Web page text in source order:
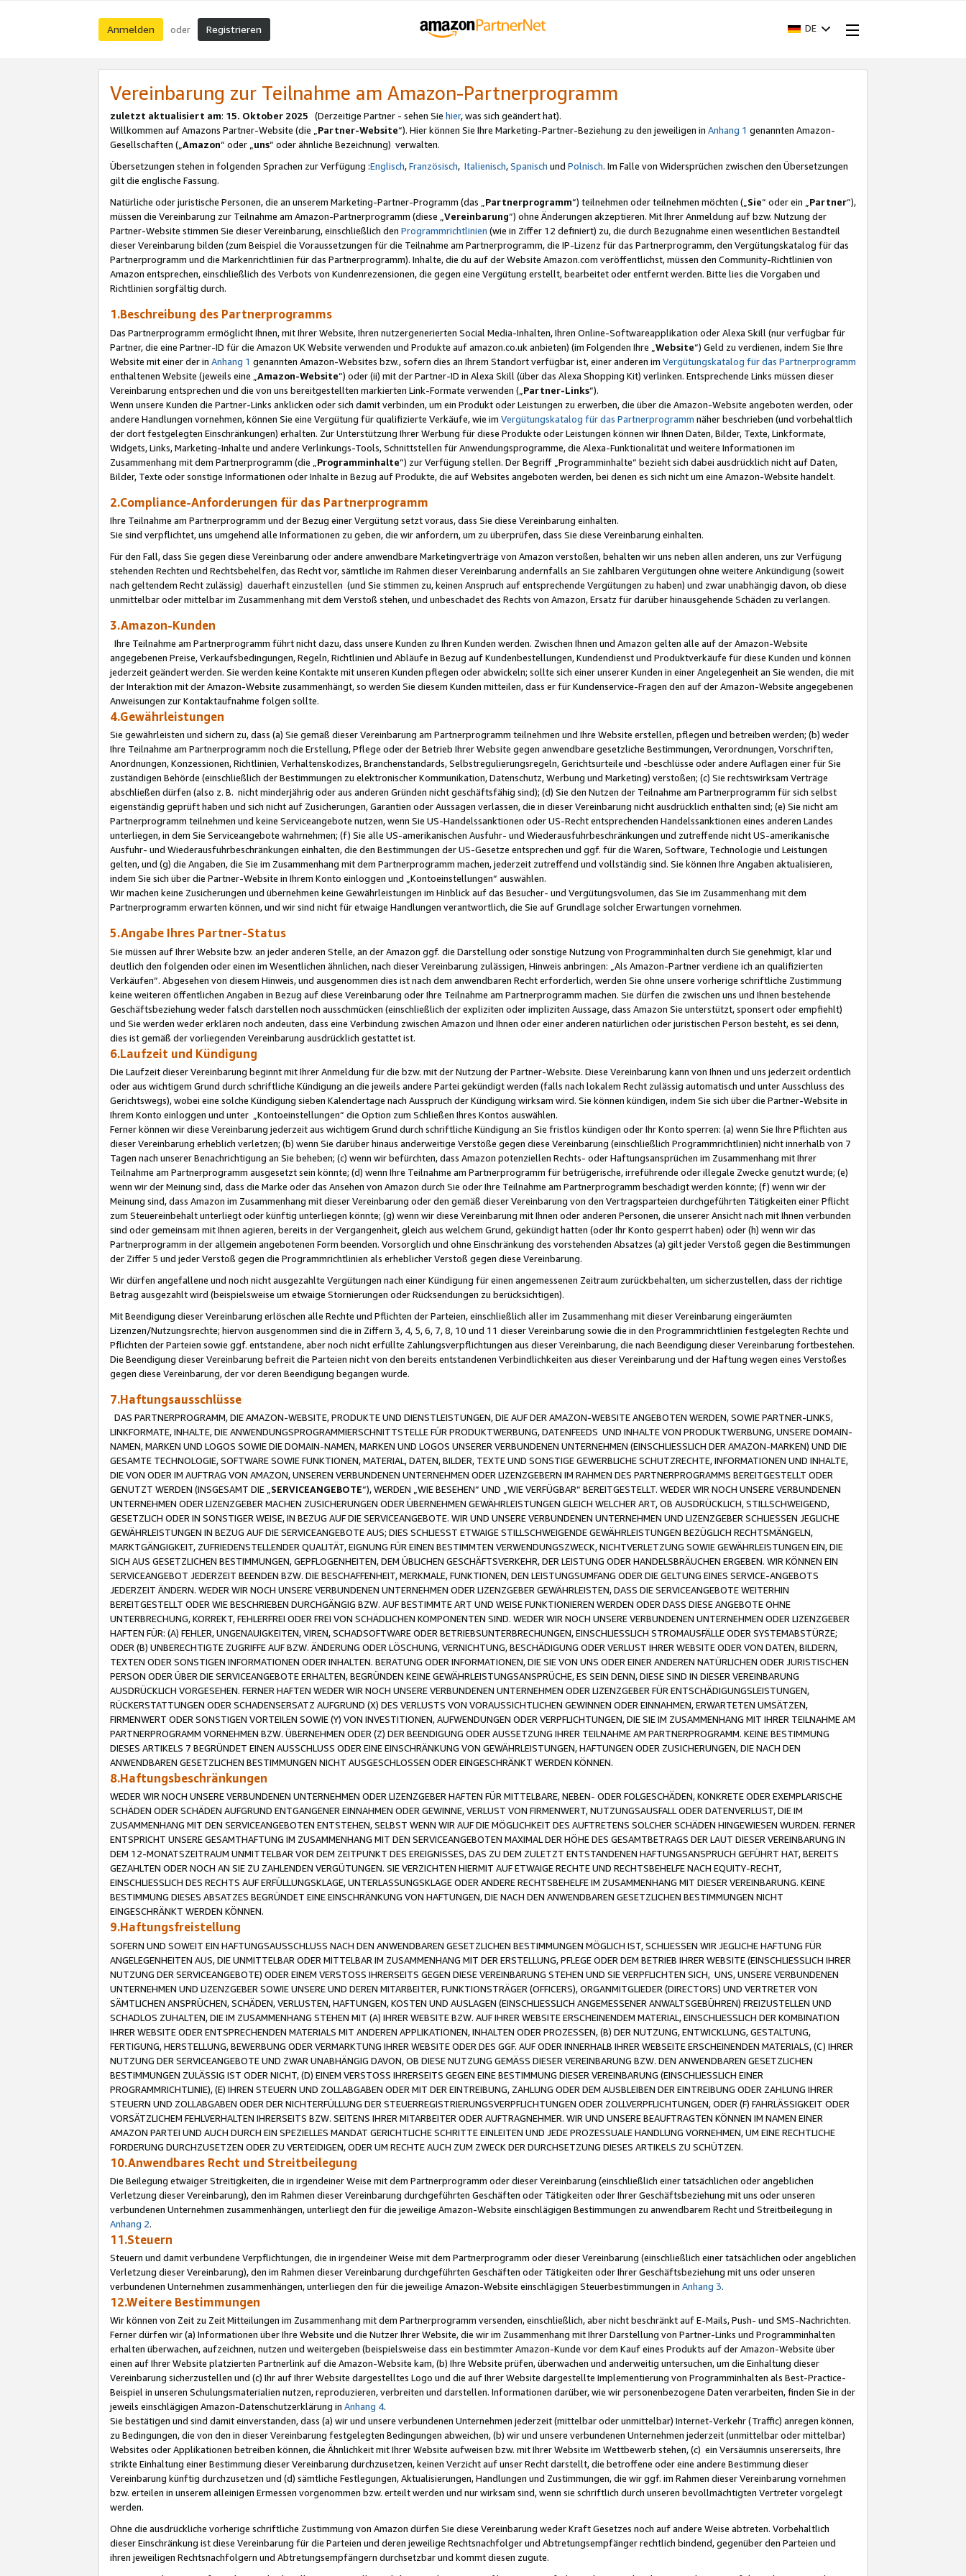
Anmelden oder Registrieren DE
Vereinbarung zur Teilnahme am Amazon-Partnerprogramm
zuletzt aktualisiert am: 15. Oktober 2025 (Derzeitige Partner - sehen Sie hier, was sich geändert hat).
Willkommen auf Amazons Partner-Website (die „Partner-Website“). Hier können Sie Ihre Marketing-Partner-Beziehung zu den jeweiligen in Anhang 1 genannten Amazon-
Gesellschaften („Amazon“ oder „uns“ oder ähnliche Bezeichnung) verwalten.
Übersetzungen stehen in folgenden Sprachen zur Verfügung :Englisch,Französisch, Italienisch,Spanisch und Polnisch. Im Falle von Widersprüchen zwischen den Übersetzungen
gilt die englische Fassung.
Natürliche oder juristische Personen, die an unserem Marketing-Partner-Programm (das „Partnerprogramm“) teilnehmen oder teilnehmen möchten („Sie“ oder ein „Partner“),
müssen die Vereinbarung zur Teilnahme am Amazon-Partnerprogramm (diese „Vereinbarung“) ohne Änderungen akzeptieren. Mit Ihrer Anmeldung auf bzw. Nutzung der
Partner-Website stimmen Sie dieser Vereinbarung, einschließlich den Programmrichtlinien (wie in Ziffer 12 definiert) zu, die durch Bezugnahme einen wesentlichen Bestandteil
dieser Vereinbarung bilden (zum Beispiel die Voraussetzungen für die Teilnahme am Partnerprogramm, die IP-Lizenz für das Partnerprogramm, den Vergütungskatalog für das
Partnerprogramm und die Markenrichtlinien für das Partnerprogramm). Inhalte, die du auf der Website Amazon.com veröffentlichst, müssen den Community-Richtlinien von
Amazon entsprechen, einschließlich des Verbots von Kundenrezensionen, die gegen eine Vergütung erstellt, bearbeitet oder entfernt werden. Bitte lies die Vorgaben und
Richtlinien sorgfältig durch.
1.Beschreibung des Partnerprogramms
Das Partnerprogramm ermöglicht Ihnen, mit Ihrer Website, Ihren nutzergenerierten Social Media-Inhalten, Ihren Online-Softwareapplikation oder Alexa Skill (nur verfügbar für
Partner, die eine Partner-ID für die Amazon UK Website verwenden und Produkte auf amazon.co.uk anbieten) (im Folgenden Ihre „ Website“) Geld zu verdienen, indem Sie Ihre
Website mit einer der in Anhang 1 genannten Amazon-Websites bzw., sofern dies an Ihrem Standort verfügbar ist, einer anderen im Vergütungskatalog für das Partnerprogramm
enthaltenen Website (jeweils eine „ Amazon-Website“) oder (ii) mit der Partner-ID in Alexa Skill (über das Alexa Shopping Kit) verlinken. Entsprechende Links müssen dieser
Vereinbarung entsprechen und die von uns bereitgestellten markierten Link-Formate verwenden („ Partner-Links“).
Wenn unsere Kunden die Partner-Links anklicken oder sich damit verbinden, um ein Produkt oder Leistungen zu erwerben, die über die Amazon-Website angeboten werden, oder
andere Handlungen vornehmen, können Sie eine Vergütung für qualifizierte Verkäufe, wie im Vergütungskatalog für das Partnerprogramm näher beschrieben (und vorbehaltlich
der dort festgelegten Einschränkungen) erhalten. Zur Unterstützung Ihrer Werbung für diese Produkte oder Leistungen können wir Ihnen Daten, Bilder, Texte, Linkformate,
Widgets, Links, Marketing-Inhalte und andere Verlinkungs-Tools, Schnittstellen für Anwendungsprogramme, die Alexa-Funktionalität und weitere Informationen im
Zusammenhang mit dem Partnerprogramm (die „ Programminhalte“) zur Verfügung stellen. Der Begriff „Programminhalte“ bezieht sich dabei ausdrücklich nicht auf Daten,
Bilder, Texte oder sonstige Informationen oder Inhalte in Bezug auf Produkte, die auf Websites angeboten werden, bei denen es sich nicht um eine Amazon-Website handelt.
2.Compliance-Anforderungen für das Partnerprogramm
Ihre Teilnahme am Partnerprogramm und der Bezug einer Vergütung setzt voraus, dass Sie diese Vereinbarung einhalten.
Sie sind verpflichtet, uns umgehend alle Informationen zu geben, die wir anfordern, um zu überprüfen, dass Sie diese Vereinbarung einhalten.
Für den Fall, dass Sie gegen diese Vereinbarung oder andere anwendbare Marketingverträge von Amazon verstoßen, behalten wir uns neben allen anderen, uns zur Verfügung
stehenden Rechten und Rechtsbehelfen, das Recht vor, sämtliche im Rahmen dieser Vereinbarung andernfalls an Sie zahlbaren Vergütungen ohne weitere Ankündigung (soweit
nach geltendem Recht zulässig) dauerhaft einzustellen (und Sie stimmen zu, keinen Anspruch auf entsprechende Vergütungen zu haben) und zwar unabhängig davon, ob diese
unmittelbar oder mittelbar im Zusammenhang mit dem Verstoß stehen, und unbeschadet des Rechts von Amazon, Ersatz für darüber hinausgehende Schäden zu verlangen.
3.Amazon-Kunden
Ihre Teilnahme am Partnerprogramm führt nicht dazu, dass unsere Kunden zu Ihren Kunden werden. Zwischen Ihnen und Amazon gelten alle auf der Amazon-Website
angegebenen Preise, Verkaufsbedingungen, Regeln, Richtlinien und Abläufe in Bezug auf Kundenbestellungen, Kundendienst und Produktverkäufe für diese Kunden und können
jederzeit geändert werden. Sie werden keine Kontakte mit unseren Kunden pflegen oder abwickeln; sollte sich einer unserer Kunden in einer Angelegenheit an Sie wenden, die mit
der Interaktion mit der Amazon-Website zusammenhängt, so werden Sie diesem Kunden mitteilen, dass er für Kundenservice-Fragen den auf der Amazon-Website angegebenen
Anweisungen zur Kontaktaufnahme folgen sollte.
4.Gewährleistungen
Sie gewährleisten und sichern zu, dass (a) Sie gemäß dieser Vereinbarung am Partnerprogramm teilnehmen und Ihre Website erstellen, pflegen und betreiben werden; (b) weder
Ihre Teilnahme am Partnerprogramm noch die Erstellung, Pflege oder der Betrieb Ihrer Website gegen anwendbare gesetzliche Bestimmungen, Verordnungen, Vorschriften,
Anordnungen, Konzessionen, Richtlinien, Verhaltenskodizes, Branchenstandards, Selbstregulierungsregeln, Gerichtsurteile und -beschlüsse oder andere Auflagen einer für Sie
zuständigen Behörde (einschließlich der Bestimmungen zu elektronischer Kommunikation, Datenschutz, Werbung und Marketing) verstoßen; (c) Sie rechtswirksam Verträge
abschließen dürfen (also z. B. nicht minderjährig oder aus anderen Gründen nicht geschäftsfähig sind); (d) Sie den Nutzen der Teilnahme am Partnerprogramm für sich selbst
eigenständig geprüft haben und sich nicht auf Zusicherungen, Garantien oder Aussagen verlassen, die in dieser Vereinbarung nicht ausdrücklich enthalten sind; (e) Sie nicht am
Partnerprogramm teilnehmen und keine Serviceangebote nutzen, wenn Sie US-Handelssanktionen oder US-Recht entsprechenden Handelssanktionen eines anderen Landes
unterliegen, in dem Sie Serviceangebote wahrnehmen; (f) Sie alle US-amerikanischen Ausfuhr- und Wiederausfuhrbeschränkungen und zutreffende nicht US-amerikanische
Ausfuhr- und Wiederausfuhrbeschränkungen einhalten, die den Bestimmungen der US-Gesetze entsprechen und ggf. für die Waren, Software, Technologie und Leistungen
gelten, und (g) die Angaben, die Sie im Zusammenhang mit dem Partnerprogramm machen, jederzeit zutreffend und vollständig sind. Sie können Ihre Angaben aktualisieren,
indem Sie sich über die Partner-Website in Ihrem Konto einloggen und „Kontoeinstellungen“ auswählen.
Wir machen keine Zusicherungen und übernehmen keine Gewährleistungen im Hinblick auf das Besucher- und Vergütungsvolumen, das Sie im Zusammenhang mit dem
Partnerprogramm erwarten können, und wir sind nicht für etwaige Handlungen verantwortlich, die Sie auf Grundlage solcher Erwartungen vornehmen.
5.Angabe Ihres Partner-Status
Sie müssen auf Ihrer Website bzw. an jeder anderen Stelle, an der Amazon ggf. die Darstellung oder sonstige Nutzung von Programminhalten durch Sie genehmigt, klar und
deutlich den folgenden oder einen im Wesentlichen ähnlichen, nach dieser Vereinbarung zulässigen, Hinweis anbringen: „Als Amazon-Partner verdiene ich an qualifizierten
Verkäufen“. Abgesehen von diesem Hinweis, und ausgenommen dies ist nach dem anwendbaren Recht erforderlich, werden Sie ohne unsere vorherige schriftliche Zustimmung
keine weiteren öffentlichen Angaben in Bezug auf diese Vereinbarung oder Ihre Teilnahme am Partnerprogramm machen. Sie dürfen die zwischen uns und Ihnen bestehende
Geschäftsbeziehung weder falsch darstellen noch ausschmücken (einschließlich der expliziten oder impliziten Aussage, dass Amazon Sie unterstützt, sponsert oder empfiehlt)
und Sie werden weder erklären noch andeuten, dass eine Verbindung zwischen Amazon und Ihnen oder einer anderen natürlichen oder juristischen Person besteht, es sei denn,
dies ist gemäß der vorliegenden Vereinbarung ausdrücklich gestattet ist.
6.Laufzeit und Kündigung
Die Laufzeit dieser Vereinbarung beginnt mit Ihrer Anmeldung für die bzw. mit der Nutzung der Partner-Website. Diese Vereinbarung kann von Ihnen und uns jederzeit ordentlich
oder aus wichtigem Grund durch schriftliche Kündigung an die jeweils andere Partei gekündigt werden (falls nach lokalem Recht zulässig automatisch und unter Ausschluss des
Gerichtswegs), wobei eine solche Kündigung sieben Kalendertage nach Ausspruch der Kündigung wirksam wird. Sie können kündigen, indem Sie sich über die Partner-Website in
Ihrem Konto einloggen und unter „Kontoeinstellungen“ die Option zum Schließen Ihres Kontos auswählen.
Ferner können wir diese Vereinbarung jederzeit aus wichtigem Grund durch schriftliche Kündigung an Sie fristlos kündigen oder Ihr Konto sperren: (a) wenn Sie Ihre Pflichten aus
dieser Vereinbarung erheblich verletzen; (b) wenn Sie darüber hinaus anderweitige Verstöße gegen diese Vereinbarung (einschließlich Programmrichtlinien) nicht innerhalb von 7
Tagen nach unserer Benachrichtigung an Sie beheben; (c) wenn wir befürchten, dass Amazon potenziellen Rechts- oder Haftungsansprüchen im Zusammenhang mit Ihrer
Teilnahme am Partnerprogramm ausgesetzt sein könnte; (d) wenn Ihre Teilnahme am Partnerprogramm für betrügerische, irreführende oder illegale Zwecke genutzt wurde; (e)
wenn wir der Meinung sind, dass die Marke oder das Ansehen von Amazon durch Sie oder Ihre Teilnahme am Partnerprogramm beschädigt werden könnte; (f) wenn wir der
Meinung sind, dass Amazon im Zusammenhang mit dieser Vereinbarung oder den gemäß dieser Vereinbarung von den Vertragsparteien durchgeführten Tätigkeiten einer Pflicht
zum Steuereinbehalt unterliegt oder künftig unterliegen könnte; (g) wenn wir diese Vereinbarung mit Ihnen oder anderen Personen, die unserer Ansicht nach mit Ihnen verbunden
sind oder gemeinsam mit Ihnen agieren, bereits in der Vergangenheit, gleich aus welchem Grund, gekündigt hatten (oder Ihr Konto gesperrt haben) oder (h) wenn wir das
Partnerprogramm in der allgemein angebotenen Form beenden. Vorsorglich und ohne Einschränkung des vorstehenden Absatzes (a) gilt jeder Verstoß gegen die Bestimmungen
der Ziffer 5 und jeder Verstoß gegen die Programmrichtlinien als erheblicher Verstoß gegen diese Vereinbarung.
Wir dürfen angefallene und noch nicht ausgezahlte Vergütungen nach einer Kündigung für einen angemessenen Zeitraum zurückbehalten, um sicherzustellen, dass der richtige
Betrag ausgezahlt wird (beispielsweise um etwaige Stornierungen oder Rücksendungen zu berücksichtigen).
Mit Beendigung dieser Vereinbarung erlöschen alle Rechte und Pflichten der Parteien, einschließlich aller im Zusammenhang mit dieser Vereinbarung eingeräumten
Lizenzen/Nutzungsrechte; hiervon ausgenommen sind die in Ziffern 3, 4, 5, 6, 7, 8, 10 und 11 dieser Vereinbarung sowie die in den Programmrichtlinien festgelegten Rechte und
Pflichten der Parteien sowie ggf. entstandene, aber noch nicht erfüllte Zahlungsverpflichtungen aus dieser Vereinbarung, die nach Beendigung dieser Vereinbarung fortbestehen.
Die Beendigung dieser Vereinbarung befreit die Parteien nicht von den bereits entstandenen Verbindlichkeiten aus dieser Vereinbarung und der Haftung wegen eines Verstoßes
gegen diese Vereinbarung, der vor deren Beendigung begangen wurde.
7.Haftungsausschlüsse
DAS PARTNERPROGRAMM, DIE AMAZON-WEBSITE, PRODUKTE UND DIENSTLEISTUNGEN, DIE AUF DER AMAZON-WEBSITE ANGEBOTEN WERDEN, SOWIE PARTNER-LINKS,
LINKFORMATE, INHALTE, DIE ANWENDUNGSPROGRAMMIERSCHNITTSTELLE FÜR PRODUKTWERBUNG, DATENFEEDS UND INHALTE VON PRODUKTWERBUNG, UNSERE DOMAIN-
NAMEN, MARKEN UND LOGOS SOWIE DIE DOMAIN-NAMEN, MARKEN UND LOGOS UNSERER VERBUNDENEN UNTERNEHMEN (EINSCHLIESSLICH DER AMAZON-MARKEN) UND DIE
GESAMTE TECHNOLOGIE, SOFTWARE SOWIE FUNKTIONEN, MATERIAL, DATEN, BILDER, TEXTE UND SONSTIGE GEWERBLICHE SCHUTZRECHTE, INFORMATIONEN UND INHALTE,
DIE VON ODER IM AUFTRAG VON AMAZON, UNSEREN VERBUNDENEN UNTERNEHMEN ODER LIZENZGEBERN IM RAHMEN DES PARTNERPROGRAMMS BEREITGESTELLT ODER
GENUTZT WERDEN (INSGESAMT DIE „ SERVICEANGEBOTE“), WERDEN „WIE BESEHEN“ UND „WIE VERFÜGBAR“ BEREITGESTELLT. WEDER WIR NOCH UNSERE VERBUNDENEN
UNTERNEHMEN ODER LIZENZGEBER MACHEN ZUSICHERUNGEN ODER ÜBERNEHMEN GEWÄHRLEISTUNGEN GLEICH WELCHER ART, OB AUSDRÜCKLICH, STILLSCHWEIGEND,
GESETZLICH ODER IN SONSTIGER WEISE, IN BEZUG AUF DIE SERVICEANGEBOTE. WIR UND UNSERE VERBUNDENEN UNTERNEHMEN UND LIZENZGEBER SCHLIESSEN JEGLICHE
GEWÄHRLEISTUNGEN IN BEZUG AUF DIE SERVICEANGEBOTE AUS; DIES SCHLIESST ETWAIGE STILLSCHWEIGENDE GEWÄHRLEISTUNGEN BEZÜGLICH RECHTSMÄNGELN,
MARKTGÄNGIGKEIT, ZUFRIEDENSTELLENDER QUALITÄT, EIGNUNG FÜR EINEN BESTIMMTEN VERWENDUNGSZWECK, NICHTVERLETZUNG SOWIE GEWÄHRLEISTUNGEN EIN, DIE
SICH AUS GESETZLICHEN BESTIMMUNGEN, GEPFLOGENHEITEN, DEM ÜBLICHEN GESCHÄFTSVERKEHR, DER LEISTUNG ODER HANDELSBRÄUCHEN ERGEBEN. WIR KÖNNEN EIN
SERVICEANGEBOT JEDERZEIT BEENDEN BZW. DIE BESCHAFFENHEIT, MERKMALE, FUNKTIONEN, DEN LEISTUNGSUMFANG ODER DIE GELTUNG EINES SERVICE-ANGEBOTS
JEDERZEIT ÄNDERN. WEDER WIR NOCH UNSERE VERBUNDENEN UNTERNEHMEN ODER LIZENZGEBER GEWÄHRLEISTEN, DASS DIE SERVICEANGEBOTE WEITERHIN
BEREITGESTELLT ODER WIE BESCHRIEBEN DURCHGÄNGIG BZW. AUF BESTIMMTE ART UND WEISE FUNKTIONIEREN WERDEN ODER DASS DIESE ANGEBOTE OHNE
UNTERBRECHUNG, KORREKT, FEHLERFREI ODER FREI VON SCHÄDLICHEN KOMPONENTEN SIND. WEDER WIR NOCH UNSERE VERBUNDENEN UNTERNEHMEN ODER LIZENZGEBER
HAFTEN FÜR: (A) FEHLER, UNGENAUIGKEITEN, VIREN, SCHADSOFTWARE ODER BETRIEBSUNTERBRECHUNGEN, EINSCHLIESSLICH STROMAUSFÄLLE ODER SYSTEMABSTÜRZE;
ODER (B) UNBERECHTIGTE ZUGRIFFE AUF BZW. ÄNDERUNG ODER LÖSCHUNG, VERNICHTUNG, BESCHÄDIGUNG ODER VERLUST IHRER WEBSITE ODER VON DATEN, BILDERN,
TEXTEN ODER SONSTIGEN INFORMATIONEN ODER INHALTEN. BERATUNG ODER INFORMATIONEN, DIE SIE VON UNS ODER EINER ANDEREN NATÜRLICHEN ODER JURISTISCHEN
PERSON ODER ÜBER DIE SERVICEANGEBOTE ERHALTEN, BEGRÜNDEN KEINE GEWÄHRLEISTUNGSANSPRÜCHE, ES SEIN DENN, DIESE SIND IN DIESER VEREINBARUNG
AUSDRÜCKLICH VORGESEHEN. FERNER HAFTEN WEDER WIR NOCH UNSERE VERBUNDENEN UNTERNEHMEN ODER LIZENZGEBER FÜR ENTSCHÄDIGUNGSLEISTUNGEN,
RÜCKERSTATTUNGEN ODER SCHADENSERSATZ AUFGRUND (X) DES VERLUSTS VON VORAUSSICHTLICHEN GEWINNEN ODER EINNAHMEN, ERWARTETEN UMSÄTZEN,
FIRMENWERT ODER SONSTIGEN VORTEILEN SOWIE (Y) VON INVESTITIONEN, AUFWENDUNGEN ODER VERPFLICHTUNGEN, DIE SIE IM ZUSAMMENHANG MIT IHRER TEILNAHME AM
PARTNERPROGRAMM VORNEHMEN BZW. ÜBERNEHMEN ODER (Z) DER BEENDIGUNG ODER AUSSETZUNG IHRER TEILNAHME AM PARTNERPROGRAMM. KEINE BESTIMMUNG
DIESES ARTIKELS 7 BEGRÜNDET EINEN AUSSCHLUSS ODER EINE EINSCHRÄNKUNG VON GEWÄHRLEISTUNGEN, HAFTUNGEN ODER ZUSICHERUNGEN, DIE NACH DEN
ANWENDBAREN GESETZLICHEN BESTIMMUNGEN NICHT AUSGESCHLOSSEN ODER EINGESCHRÄNKT WERDEN KÖNNEN.
8.Haftungsbeschränkungen
WEDER WIR NOCH UNSERE VERBUNDENEN UNTERNEHMEN ODER LIZENZGEBER HAFTEN FÜR MITTELBARE, NEBEN- ODER FOLGESCHÄDEN, KONKRETE ODER EXEMPLARISCHE
SCHÄDEN ODER SCHÄDEN AUFGRUND ENTGANGENER EINNAHMEN ODER GEWINNE, VERLUST VON FIRMENWERT, NUTZUNGSAUSFALL ODER DATENVERLUST, DIE IM
ZUSAMMENHANG MIT DEN SERVICEANGEBOTEN ENTSTEHEN, SELBST WENN WIR AUF DIE MÖGLICHKEIT DES AUFTRETENS SOLCHER SCHÄDEN HINGEWIESEN WURDEN. FERNER
ENTSPRICHT UNSERE GESAMTHAFTUNG IM ZUSAMMENHANG MIT DEN SERVICEANGEBOTEN MAXIMAL DER HÖHE DES GESAMTBETRAGS DER LAUT DIESER VEREINBARUNG IN
DEM 12-MONATSZEITRAUM UNMITTELBAR VOR DEM ZEITPUNKT DES EREIGNISSES, DAS ZU DEM ZULETZT ENTSTANDENEN HAFTUNGSANSPRUCH GEFÜHRT HAT, BEREITS
GEZAHLTEN ODER NOCH AN SIE ZU ZAHLENDEN VERGÜTUNGEN. SIE VERZICHTEN HIERMIT AUF ETWAIGE RECHTE UND RECHTSBEHELFE NACH EQUITY-RECHT,
EINSCHLIESSLICH DES RECHTS AUF ERFÜLLUNGSKLAGE, UNTERLASSUNGSKLAGE ODER ANDERE RECHTSBEHELFE IM ZUSAMMENHANG MIT DIESER VEREINBARUNG. KEINE
BESTIMMUNG DIESES ABSATZES BEGRÜNDET EINE EINSCHRÄNKUNG VON HAFTUNGEN, DIE NACH DEN ANWENDBAREN GESETZLICHEN BESTIMMUNGEN NICHT
EINGESCHRÄNKT WERDEN KÖNNEN.
9.Haftungsfreistellung
SOFERN UND SOWEIT EIN HAFTUNGSAUSSCHLUSS NACH DEN ANWENDBAREN GESETZLICHEN BESTIMMUNGEN MÖGLICH IST, SCHLIESSEN WIR JEGLICHE HAFTUNG FÜR
ANGELEGENHEITEN AUS, DIE UNMITTELBAR ODER MITTELBAR IM ZUSAMMENHANG MIT DER ERSTELLUNG, PFLEGE ODER DEM BETRIEB IHRER WEBSITE (EINSCHLIESSLICH IHRER
NUTZUNG DER SERVICEANGEBOTE) ODER EINEM VERSTOSS IHRERSEITS GEGEN DIESE VEREINBARUNG STEHEN UND SIE VERPFLICHTEN SICH, UNS, UNSERE VERBUNDENEN
UNTERNEHMEN UND LIZENZGEBER SOWIE UNSERE UND DEREN MITARBEITER, FUNKTIONSTRÄGER (OFFICERS), ORGANMITGLIEDER (DIRECTORS) UND VERTRETER VON
SÄMTLICHEN ANSPRÜCHEN, SCHÄDEN, VERLUSTEN, HAFTUNGEN, KOSTEN UND AUSLAGEN (EINSCHLIESSLICH ANGEMESSENER ANWALTSGEBÜHREN) FREIZUSTELLEN UND
SCHADLOS ZUHALTEN, DIE IM ZUSAMMENHANG STEHEN MIT (A) IHRER WEBSITE BZW. AUF IHRER WEBSITE ERSCHEINENDEM MATERIAL, EINSCHLIESSLICH DER KOMBINATION
IHRER WEBSITE ODER ENTSPRECHENDEN MATERIALS MIT ANDEREN APPLIKATIONEN, INHALTEN ODER PROZESSEN, (B) DER NUTZUNG, ENTWICKLUNG, GESTALTUNG,
FERTIGUNG, HERSTELLUNG, BEWERBUNG ODER VERMARKTUNG IHRER WEBSITE ODER DES GGF. AUF ODER INNERHALB IHRER WEBSEITE ERSCHEINENDEN MATERIALS, (C) IHRER
NUTZUNG DER SERVICEANGEBOTE UND ZWAR UNABHÄNGIG DAVON, OB DIESE NUTZUNG GEMÄSS DIESER VEREINBARUNG BZW. DEN ANWENDBAREN GESETZLICHEN
BESTIMMUNGEN ZULÄSSIG IST ODER NICHT, (D) EINEM VERSTOSS IHRERSEITS GEGEN EINE BESTIMMUNG DIESER VEREINBARUNG (EINSCHLIESSLICH EINER
PROGRAMMRICHTLINIE), (E) IHREN STEUERN UND ZOLLABGABEN ODER MIT DER EINTREIBUNG, ZAHLUNG ODER DEM AUSBLEIBEN DER EINTREIBUNG ODER ZAHLUNG IHRER
STEUERN UND ZOLLABGABEN ODER DER NICHTERFÜLLUNG DER STEUERREGISTRIERUNGSVERPFLICHTUNGEN ODER ZOLLVERPFLICHTUNGEN, ODER (F) FAHRLÄSSIGKEIT ODER
VORSÄTZLICHEM FEHLVERHALTEN IHRERSEITS BZW. SEITENS IHRER MITARBEITER ODER AUFTRAGNEHMER. WIR UND UNSERE BEAUFTRAGTEN KÖNNEN IM NAMEN EINER
AMAZON PARTEI UND AUCH DURCH EIN SPEZIELLES MANDAT GERICHTLICHE SCHRITTE EINLEITEN UND JEDE PROZESSUALE HANDLUNG VORNEHMEN, UM EINE RECHTLICHE
FORDERUNG DURCHZUSETZEN ODER ZU VERTEIDIGEN, ODER UM RECHTE AUCH ZUM ZWECK DER DURCHSETZUNG DIESES ARTIKELS ZU SCHÜTZEN.
10.Anwendbares Recht und Streitbeilegung
Die Beilegung etwaiger Streitigkeiten, die in irgendeiner Weise mit dem Partnerprogramm oder dieser Vereinbarung (einschließlich einer tatsächlichen oder angeblichen
Verletzung dieser Vereinbarung), den im Rahmen dieser Vereinbarung durchgeführten Geschäften oder Tätigkeiten oder Ihrer Geschäftsbeziehung mit uns oder unseren
verbundenen Unternehmen zusammenhängen, unterliegt den für die jeweilige Amazon-Website einschlägigen Bestimmungen zu anwendbarem Recht und Streitbeilegung in
Anhang 2.
11.Steuern
Steuern und damit verbundene Verpflichtungen, die in irgendeiner Weise mit dem Partnerprogramm oder dieser Vereinbarung (einschließlich einer tatsächlichen oder angeblichen
Verletzung dieser Vereinbarung), den im Rahmen dieser Vereinbarung durchgeführten Geschäften oder Tätigkeiten oder Ihrer Geschäftsbeziehung mit uns oder unseren
verbundenen Unternehmen zusammenhängen, unterliegen den für die jeweilige Amazon-Website einschlägigen Steuerbestimmungen in Anhang 3.
12.Weitere Bestimmungen
Wir können von Zeit zu Zeit Mitteilungen im Zusammenhang mit dem Partnerprogramm versenden, einschließlich, aber nicht beschränkt auf E-Mails, Push- und SMS-Nachrichten.
Ferner dürfen wir (a) Informationen über Ihre Website und die Nutzer Ihrer Website, die wir im Zusammenhang mit Ihrer Darstellung von Partner-Links und Programminhalten
erhalten überwachen, aufzeichnen, nutzen und weitergeben (beispielsweise dass ein bestimmter Amazon-Kunde vor dem Kauf eines Produkts auf der Amazon-Website über
einen auf Ihrer Website platzierten Partnerlink auf die Amazon-Website kam, (b) Ihre Website prüfen, überwachen und anderweitig untersuchen, um die Einhaltung dieser
Vereinbarung sicherzustellen und (c) Ihr auf Ihrer Website dargestelltes Logo und die auf Ihrer Website dargestellte Implementierung von Programminhalten als Best-Practice-
Beispiel in unseren Schulungsmaterialien nutzen, reproduzieren, verbreiten und darstellen. Informationen darüber, wie wir personenbezogene Daten verarbeiten, finden Sie in der
jeweils einschlägigen Amazon-Datenschutzerklärung in Anhang 4.
Sie bestätigen und sind damit einverstanden, dass (a) wir und unsere verbundenen Unternehmen jederzeit (mittelbar oder unmittelbar) Internet-Verkehr (Traffic) anregen können,
zu Bedingungen, die von den in dieser Vereinbarung festgelegten Bedingungen abweichen, (b) wir und unsere verbundenen Unternehmen jederzeit (unmittelbar oder mittelbar)
Websites oder Applikationen betreiben können, die Ähnlichkeit mit Ihrer Website aufweisen bzw. mit Ihrer Website im Wettbewerb stehen, (c) ein Versäumnis unsererseits, Ihre
strikte Einhaltung einer Bestimmung dieser Vereinbarung durchzusetzen, keinen Verzicht auf unser Recht darstellt, die betroffene oder eine andere Bestimmung dieser
Vereinbarung künftig durchzusetzen und (d) sämtliche Festlegungen, Aktualisierungen, Handlungen und Zustimmungen, die wir ggf. im Rahmen dieser Vereinbarung vornehmen
bzw. erteilen in unserem alleinigen Ermessen vorgenommen bzw. erteilt werden und nur wirksam sind, wenn sie schriftlich durch unseren bevollmächtigten Vertreter vorgelegt
werden.
Ohne die ausdrückliche vorherige schriftliche Zustimmung von Amazon dürfen Sie diese Vereinbarung weder Kraft Gesetzes noch auf andere Weise abtreten. Vorbehaltlich
dieser Einschränkung ist diese Vereinbarung für die Parteien und deren jeweilige Rechtsnachfolger und Abtretungsempfänger rechtlich bindend, gegenüber den Parteien und
ihren jeweiligen Rechtsnachfolgern und Abtretungsempfängern durchsetzbar und kommt diesen zugute.